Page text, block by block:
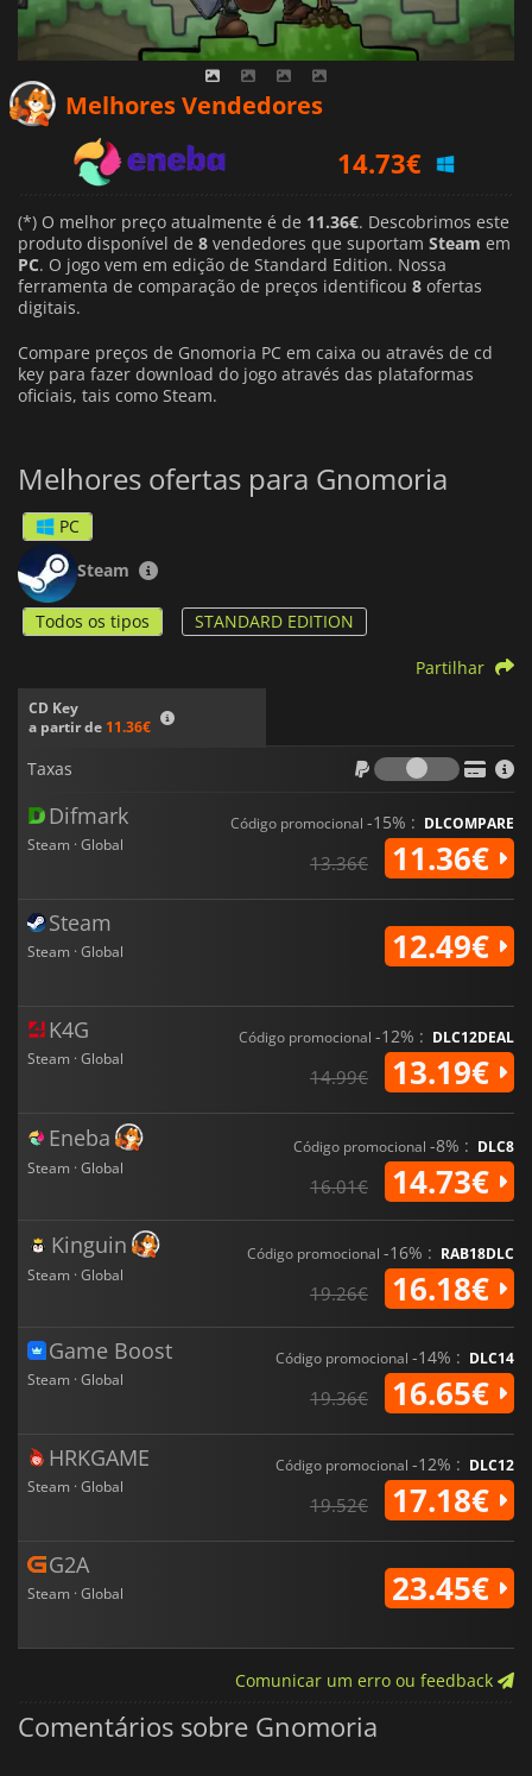
Melhores Vendedores
16.18€
11.36€
(*) O melhor preço atualmente é de 11.36€. Descobrimos este
produto disponível de 8 vendedores que suportam Steam em
PC. O jogo vem em edição de Standard Edition. Nossa
ferramenta de comparação de preços identificou 8 ofertas
digitais.
Compare preços de Gnomoria PC em caixa ou através de cd
key para fazer download do jogo através das plataformas
oficiais, tais como Steam.
Melhores ofertas para Gnomoria
PC
Steam
Todos os tipos STANDARD EDITION
CD Key
a partir de 11.36€
Partilhar
Taxas
Taxas
Difmark
Steam · Global
Código promocional -15% : DLCOMPARE
13.36€ 11.36€
Steam
Steam · Global 12.49€
K4G
Steam · Global
Código promocional -12% : DLC12DEAL
14.99€ 13.19€
Eneba
Steam · Global
Código promocional -8% : DLC8
16.01€ 14.73€
Kinguin
Steam · Global
Código promocional -16% : RAB18DLC
19.26€ 16.18€
Game Boost
Steam · Global
Código promocional -14% : DLC14
19.36€ 16.65€
HRKGAME
Steam · Global
Código promocional -12% : DLC12
19.52€ 17.18€
G2A
Steam · Global 23.45€
Comunicar um erro ou feedback
Comentários sobre Gnomoria